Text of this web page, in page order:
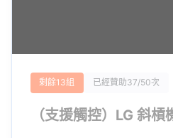
剩餘13組 已經贊助37/50次
（支援觸控）LG 斜